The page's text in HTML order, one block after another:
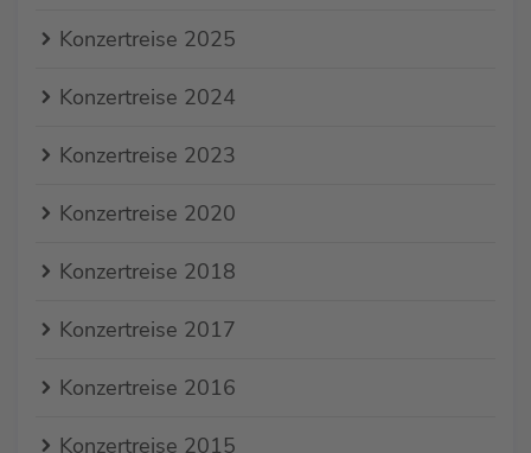
Konzertreise 2025
Konzertreise 2024
Konzertreise 2023
Konzertreise 2020
Konzertreise 2018
Konzertreise 2017
Konzertreise 2016
Konzertreise 2015